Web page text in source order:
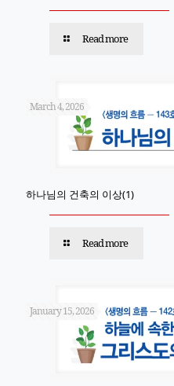
Read more
March 4, 2026
하나님의 건축의 이상(1)
Read more
January 15, 2026